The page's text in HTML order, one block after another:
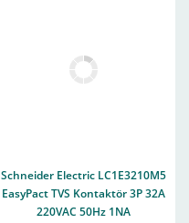
Schneider Electric LC1E3210M5
EasyPact TVS Kontaktör 3P 32A
220VAC 50Hz 1NA